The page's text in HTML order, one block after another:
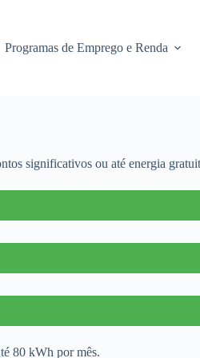
Programas de Emprego e Renda
significativos ou até energia
80 kWh por mês.